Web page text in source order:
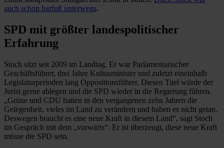
auch schon barfuß unterwegs.
SPD mit größter landespolitischer
Erfahrung
Stoch sitzt seit 2009 im Landtag. Er war Parlamentarischer
Geschäftsführer, drei Jahre Kultusminister und zuletzt eineinhalb
Legislaturperioden lang Oppositionsführer. Diesen Titel würde der
Jurist gerne ablegen und die SPD wieder in die Regierung führen.
„Grüne und CDU hatten in den vergangenen zehn Jahren die
Gelegenheit, vieles im Land zu verändern und haben es nicht getan.
Deswegen braucht es eine neue Kraft in diesem Land“, sagt Stoch
im Gespräch mit dem „vorwärts“. Er ist überzeugt, diese neue Kraft
müsse die SPD sein.